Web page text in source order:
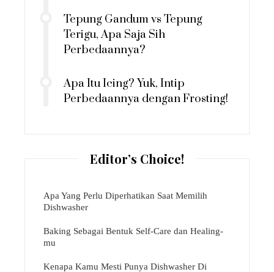
Tepung Gandum vs Tepung
Terigu, Apa Saja Sih
Perbedaannya?
Apa Itu Icing? Yuk, Intip
Perbedaannya dengan Frosting!
Editor’s Choice!
Apa Yang Perlu Diperhatikan Saat Memilih
Dishwasher
Baking Sebagai Bentuk Self-Care dan Healing-
mu
Kenapa Kamu Mesti Punya Dishwasher Di